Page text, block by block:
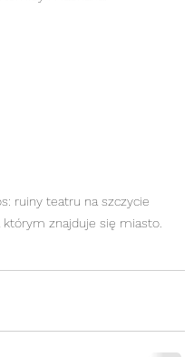
ruiny teatru na szczycie
którym znajduje się miasto.